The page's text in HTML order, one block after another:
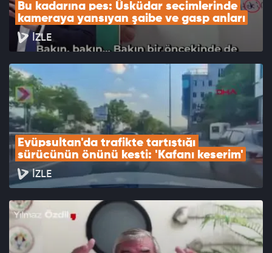
Bu kadarına pes: Üsküdar seçimlerinde
kameraya yansıyan şaibe ve gasp anları
İZLE
Eyüpsultan'da trafikte tartıştığı
sürücünün önünü kesti: 'Kafanı keserim'
İZLE